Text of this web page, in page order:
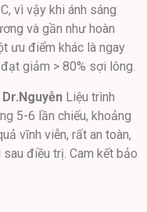
vì vậy khi ánh sáng
và gần như hoàn
ưu điểm khác là ngay
giảm > 80% sợi lông.
Liệu trình
5-6 lần chiếu, khoảng
vĩnh viễn, rất an toàn,
điều trị. Cam kết bảo